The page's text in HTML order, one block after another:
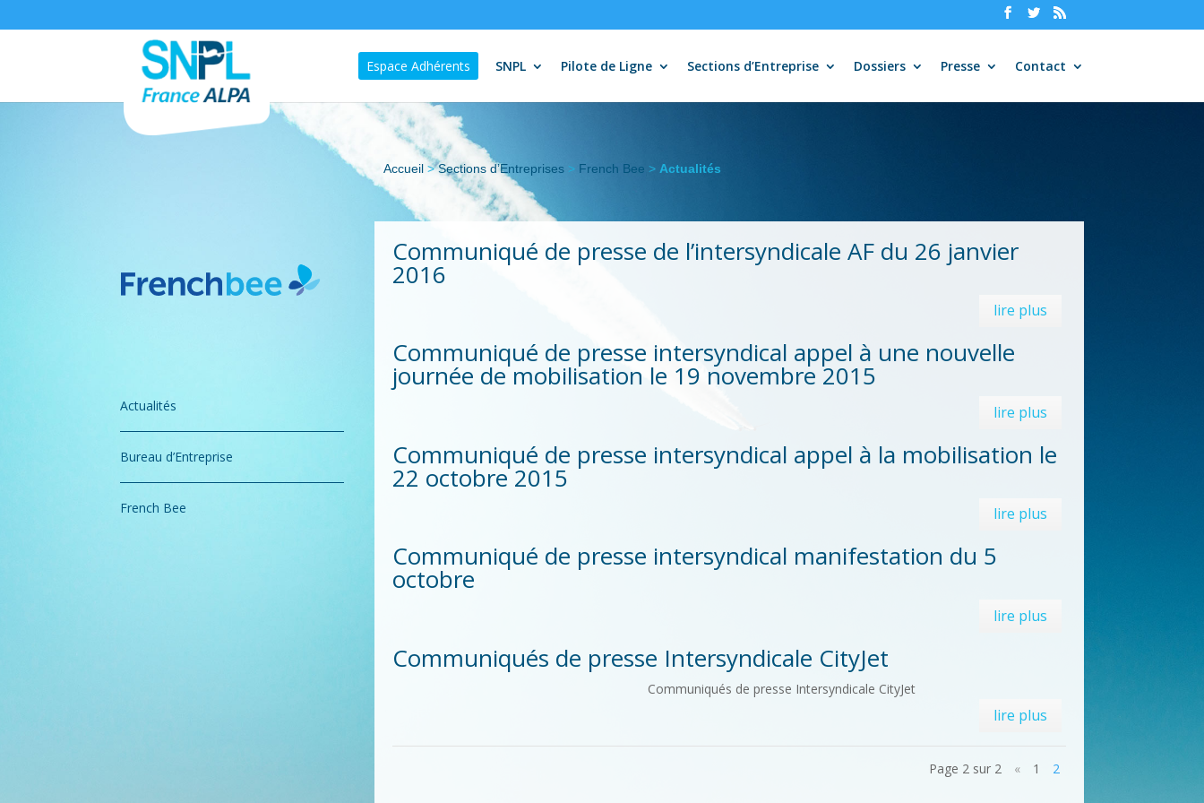
Espace Adhérents SNPL Pilote de Ligne Sections d’Entreprise Dossiers Presse Contact
Accueil>Sections d’Entreprises> French Bee > Actualités
Actualités
Bureau d’Entreprise
French Bee
Communiqué de presse de l’intersyndicale AF du 26 janvier
2016
lire plus
Communiqué de presse intersyndical appel à une nouvelle
journée de mobilisation le 19 novembre 2015
lire plus
Communiqué de presse intersyndical appel à la mobilisation le
22 octobre 2015
lire plus
Communiqué de presse intersyndical manifestation du 5
octobre
lire plus
Communiqués de presse Intersyndicale CityJet
Communiqués de presse Intersyndicale CityJet
lire plus
Page 2 sur 2 « 1 2